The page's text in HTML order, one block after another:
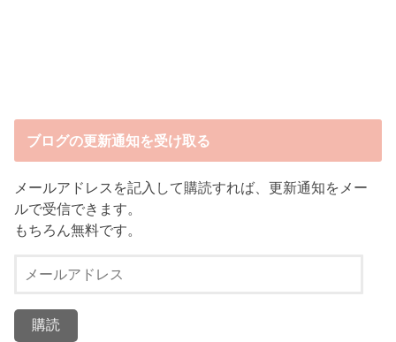
ブログの更新通知を受け取る
メールアドレスを記入して購読すれば、更新通知をメー
ルで受信できます。
もちろん無料です。
ル